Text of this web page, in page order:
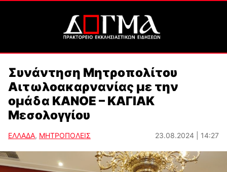
Συνάντηση Μητροπολίτου
Αιτωλοακαρνανίας με την
ομάδα ΚΑΝΟΕ – ΚΑΓΙΑΚ
Μεσολογγίου
ΕΛΛΑΔΑ, ΜΗΤΡΟΠΟΛΕΙΣ 23.08.2024 | 14:27